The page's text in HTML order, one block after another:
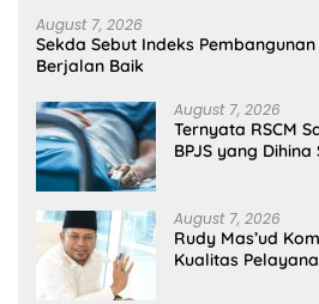
August 7, 2026
Sekda Sebut Indeks
Berjalan Baik
August 7, 2026
Ternyata RSCM
BPJS yang
August 7, 2026
Rudy Mas’ud
Kualitas